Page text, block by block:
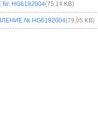
Nr. HG6192004(75,14 KB)
№ HG6192004(79,05 KB)